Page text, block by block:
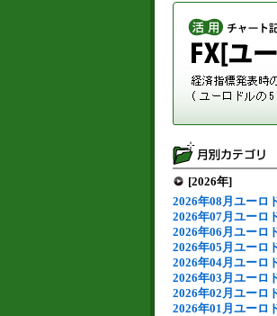
[2026年]
2026年08月ユーロ
2026年07月ユーロ
2026年06月ユーロ
2026年05月ユーロ
2026年04月ユーロ
2026年03月ユーロ
2026年02月ユーロ
2026年01月ユーロ